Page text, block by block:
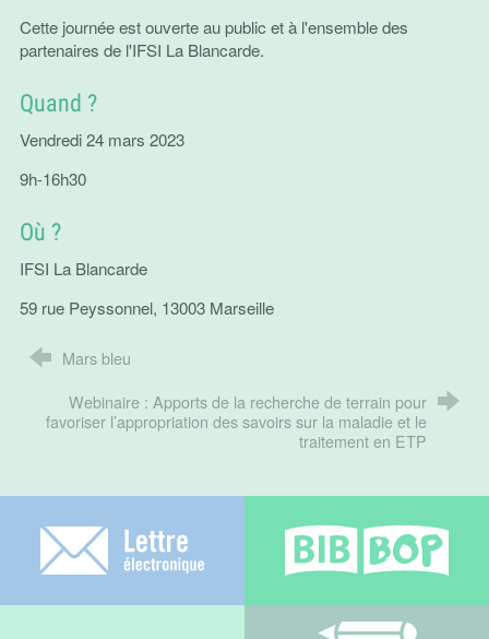
Cette journée est ouverte au public et à l'ensemble des
partenaires de l'IFSI La Blancarde.
Quand ?
Vendredi 24 mars 2023
9h-16h30
Où ?
IFSI La Blancarde
59 rue Peyssonnel, 13003 Marseille
Mars bleu
Webinaire : Apports de la recherche de terrain pour
favoriser l’appropriation des savoirs sur la maladie et le
traitement en ETP
Adhérez au